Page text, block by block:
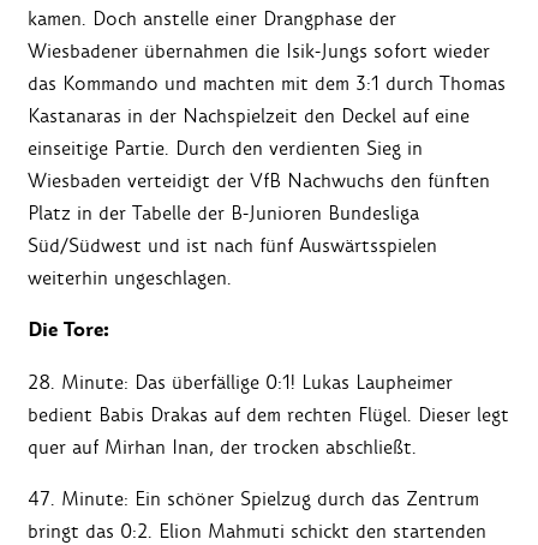
kamen. Doch anstelle einer Drangphase der
Wiesbadener übernahmen die Isik-Jungs sofort wieder
das Kommando und machten mit dem 3:1 durch Thomas
Kastanaras in der Nachspielzeit den Deckel auf eine
einseitige Partie. Durch den verdienten Sieg in
Wiesbaden verteidigt der VfB Nachwuchs den fünften
Platz in der Tabelle der B-Junioren Bundesliga
Süd/Südwest und ist nach fünf Auswärtsspielen
weiterhin ungeschlagen.
Die Tore:
28. Minute: Das überfällige 0:1! Lukas Laupheimer
bedient Babis Drakas auf dem rechten Flügel. Dieser legt
quer auf Mirhan Inan, der trocken abschließt.
47. Minute: Ein schöner Spielzug durch das Zentrum
bringt das 0:2. Elion Mahmuti schickt den startenden